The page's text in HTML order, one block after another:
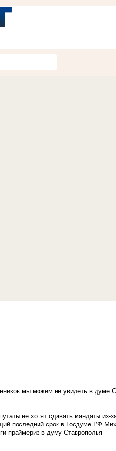
мы можем не увидеть в думе
не хотят сдавать мандаты из-
последний срок в Госдуме РФ
праймериз в думу Ставрополья